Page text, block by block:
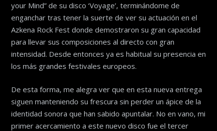
your Mind” de su disco ‘Voyage’, terminándome de
enganchar tras tener la suerte de ver su actuación en el
Azkena Rock Fest donde demostraron su gran capacidad
para llevar sus composiciones al directo con gran
intensidad. Desde entonces ya es habitual su presencia en
los más grandes festivales europeos.
De esta forma, me alegra ver que en esta nueva entrega
siguen manteniendo su frescura sin perder un ápice de la
identidad sonora que han sabido apuntalar. No en vano, mi
primer acercamiento a este nuevo disco fue el tercer